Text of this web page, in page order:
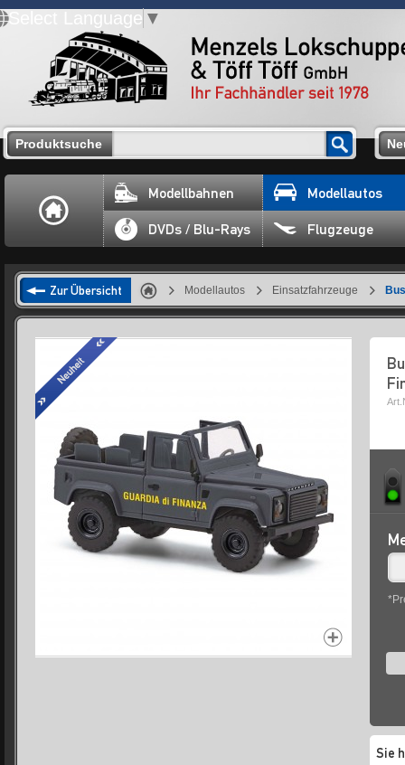
Select Language ▼
Produktsuche
Modellbahnen Modellautos
DVDs / Blu-Rays Flugzeuge
Zur Übersicht Modellautos Einsatzfahrzeuge
Sie